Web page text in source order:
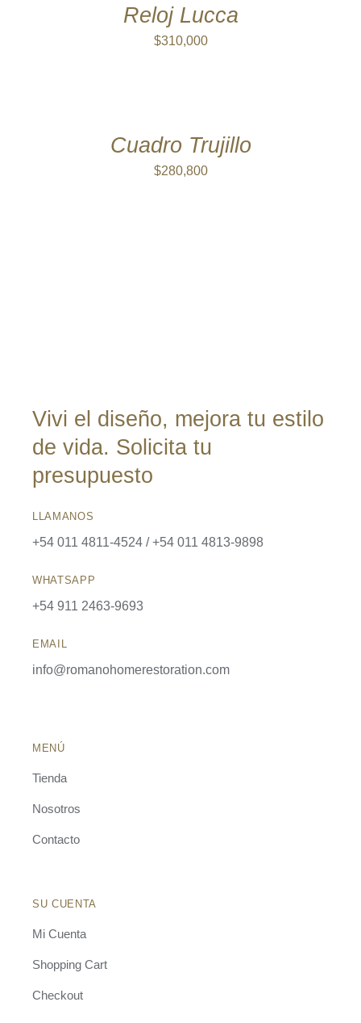
Reloj Lucca
$310,000
Cuadro Trujillo
$280,800
Vivi el diseño, mejora tu estilo
de vida. Solicita tu
presupuesto
LLAMANOS
+54 011 4811-4524 / +54 011 4813-9898
WHATSAPP
+54 911 2463-9693
EMAIL
info@romanohomerestoration.com
MENÚ
Tienda
Nosotros
Contacto
SU CUENTA
Mi Cuenta
Shopping Cart
Checkout